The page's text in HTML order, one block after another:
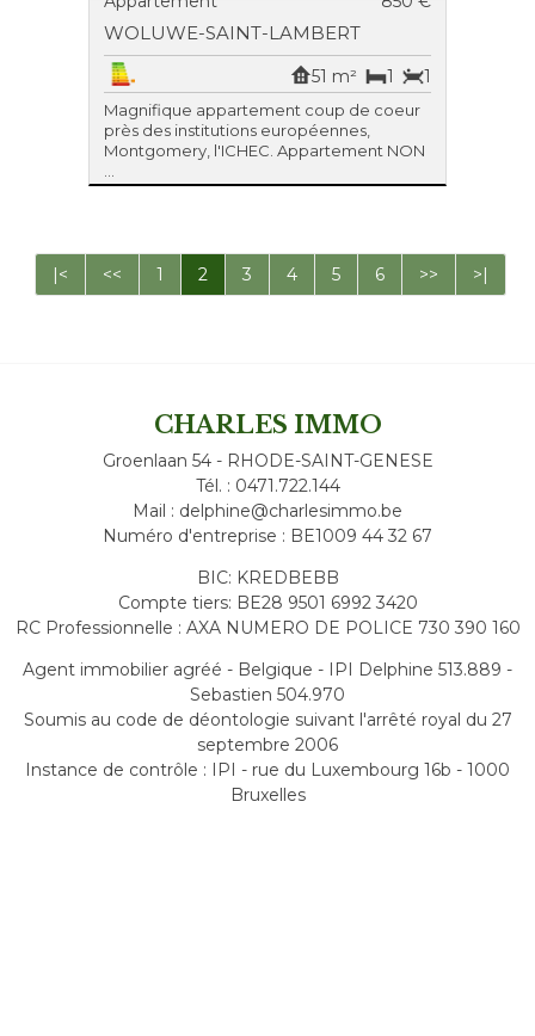
WOLUWE-SAINT-LAMBERT
1
1
51 m²
Magnifique appartement coup de coeur
près des institutions européennes,
Montgomery, l'ICHEC. Appartement NON
|< << 1 2 3 4 5 6 >> >|
CHARLES IMMO
Groenlaan 54 - RHODE-SAINT-GENESE
Tél. : 0471.722.144
Mail : delphine@charlesimmo.be
Numéro d'entreprise : BE1009 44 32 67
BIC: KREDBEBB
Compte tiers: BE28 9501 6992 3420
RC Professionnelle : AXA NUMERO DE POLICE 730 390 160
Agent immobilier agréé - Belgique - IPI Delphine 513.889 -
Sebastien 504.970
Soumis au code de déontologie suivant l'arrêté royal du 27
septembre 2006
Instance de contrôle : IPI - rue du Luxembourg 16b - 1000
Bruxelles